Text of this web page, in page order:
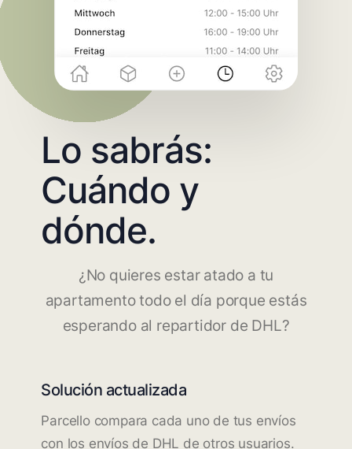
Lo sabrás:
Cuándo y
dónde.
¿No quieres estar atado a tu
apartamento todo el día porque estás
esperando al repartidor de DHL?
Solución actualizada
Parcello compara cada uno de tus envíos
con los envíos de DHL de otros usuarios.